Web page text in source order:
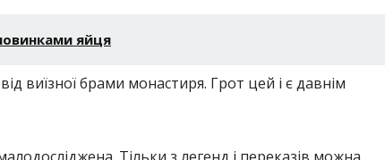
яйця
виїзної брами монастиря. Грот цей і є давнім